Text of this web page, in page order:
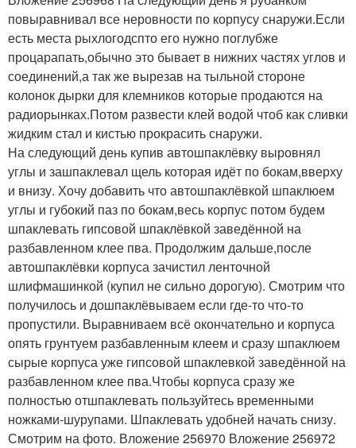
повыравнивал все неровности по корпусу снаружи.Если
есть места рыхлогодспто его нужно поглубже
процарапать,обычно это бывает в нижних частях углов и
соединений,а так же вырезав на тыльной стороне
колонок дырки для клемников которые продаются на
радиорынках.Потом развести клей водой чтоб как сливки
жидким стал и кистью прокрасить снаружи.
На следующий день купив автошпаклёвку выровнял
углы и зашпаклевал щель которая идёт по бокам,вверху
и внизу. Хочу добавить что автошпаклёвкой шпаклюем
углы и губокий паз по бокам,весь корпус потом будем
шпаклевать гипсовой шпаклёвкой заведённой на
разбавленном клее пва. Продолжим дальше,после
автошпаклёвки корпуса зачистил ленточной
шлифмашинкой (купил не сильно дорогую). Смотрим что
получилось и дошпаклёвываем если где-то что-то
пропустили. Выравниваем всё окончательно и корпуса
опять грунтуем разбавленным клеем и сразу шпаклюем
сырые корпуса уже гипсовой шпаклевкой заведённой на
разбавленном клее пва.Чтобы корпуса сразу же
полностью отшпаклевать пользуйтесь временными
ножками-шурупами. Шпаклевать удобней начать снизу.
Смотрим на фото. Вложение 256970 Вложение 256972